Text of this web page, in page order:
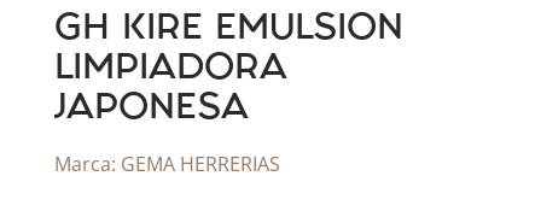
GH KIRE EMULSION
LIMPIADORA
JAPONESA
Marca: GEMA HERRERIAS